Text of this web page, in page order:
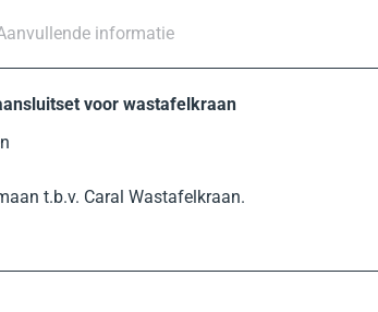
informatie
voor wastafelkraan
t.b.v. Caral Wastafelkraan.